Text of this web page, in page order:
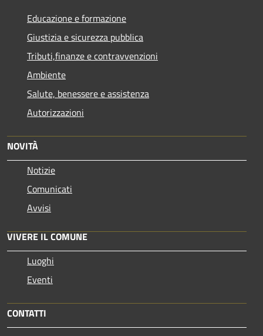
Educazione e formazione
Giustizia e sicurezza pubblica
Tributi,finanze e contravvenzioni
Ambiente
Salute, benessere e assistenza
Autorizzazioni
NOVITÀ
Notizie
Comunicati
Avvisi
VIVERE IL COMUNE
Luoghi
Eventi
CONTATTI